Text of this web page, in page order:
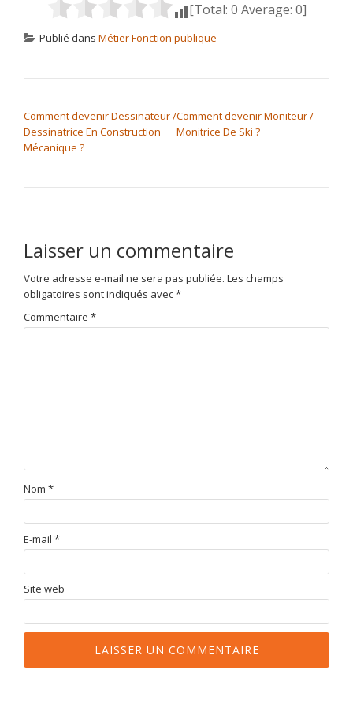
[Total: 0 Average: 0]
Publié dans Métier Fonction publique
Comment devenir Dessinateur /
Dessinatrice En Construction
Mécanique ?
Comment devenir Moniteur /
Monitrice De Ski ?
Laisser un commentaire
Votre adresse e-mail ne sera pas publiée. Les champs
obligatoires sont indiqués avec*
Commentaire *
Nom *
E-mail *
Site web